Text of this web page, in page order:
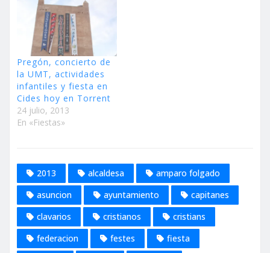
desde la Plaza Maestro
Giner hasta el Asilo de
Santa Elena Torrent
comenzará sus Fiestas
Patronales con la
tradicional…
Pregón, concierto de
la UMT, actividades
infantiles y fiesta en
Cides hoy en Torrent
24 julio, 2013
En «Fiestas»
2013 alcaldesa
amparo folgado
asuncion
ayuntamiento
capitanes
clavarios
cristianos
cristians
federacion
festes
fiesta